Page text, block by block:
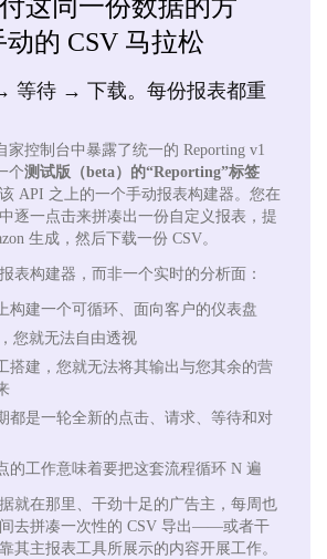
这同一份数据的方
的 CSV 马拉松
等待 → 下载。每份报表都重
家控制台中暴露了统一的 Reporting v1
个测试版（beta）的“Reporting”标签
API 之上的一个手动报表构建器。您在
逐一点击来拼凑出一份自定义报表，提
生成，然后下载一份 CSV。
表构建器，而非一个实时的分析面：
构建一个可循环、面向客户的仪表盘
您就无法自由透视
搭建，您就无法将其输出与您其余的营
都是一轮全新的点击、请求、等待和对
的工作意味着要把这套流程循环 N 遍
就在那里、干劲十足的广告主，每周也
去拼凑一次性的 CSV 导出——或者干
其主报表工具所展示的内容开展工作。